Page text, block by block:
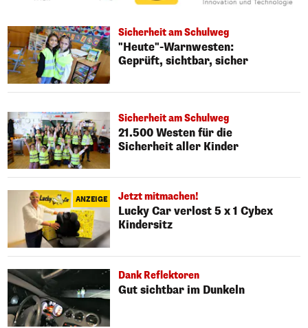
Sicherheit am Schulweg
"Heute"-Warnwesten:
Geprüft, sichtbar, sicher
Sicherheit am Schulweg
21.500 Westen für die
Sicherheit aller Kinder
ANZEIGE Jetzt mitmachen!
Lucky Car verlost 5 x 1 Cybex
Kindersitz
Dank Reflektoren
Gut sichtbar im Dunkeln